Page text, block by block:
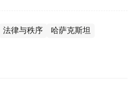
法律与秩序 哈萨克斯坦